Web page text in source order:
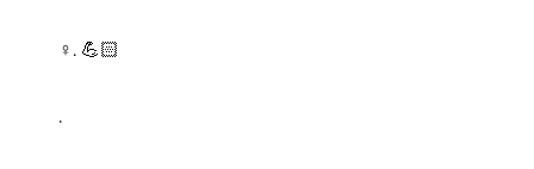
♀️. 💪🏻⁣⁣
.⁣